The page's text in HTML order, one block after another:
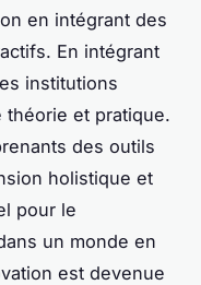
en intégrant des
En intégrant
institutions
et pratique.
des outils
holistique et
pour le
un monde en
est devenue